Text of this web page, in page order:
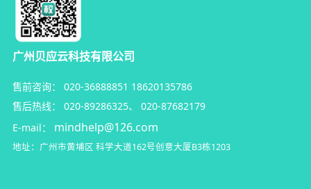
广州贝应云科技有限公司
售前咨询： 020-36888851 18620135786
售后热线：
020-89286325、 020-87682179
E-mail：
mindhelp@126.com
地址：广州市黄埔区 科学大道162号创意大厦B3栋1203